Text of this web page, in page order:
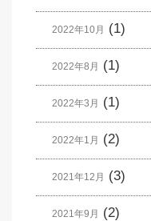
2022年10月 (1)
2022年8月 (1)
2022年3月 (1)
2022年1月 (2)
2021年12月 (3)
2021年9月 (2)